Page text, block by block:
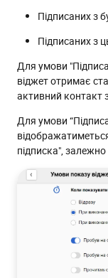
Підписаних з
Підписаних з
Для умови
віджет отримає
активний контакт
Для умови
підписка", залежно